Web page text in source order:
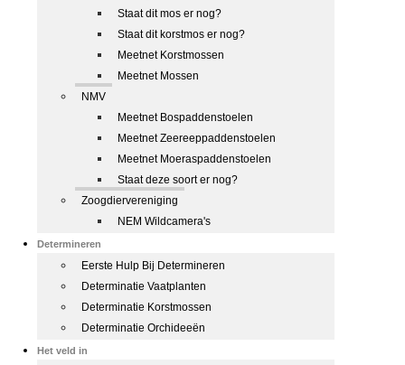
Staat dit mos er nog?
Staat dit korstmos er nog?
Meetnet Korstmossen
Meetnet Mossen
NMV
Meetnet Bospaddenstoelen
Meetnet Zeereeppaddenstoelen
Meetnet Moeraspaddenstoelen
Staat deze soort er nog?
Zoogdiervereniging
NEM Wildcamera's
Determineren
Eerste Hulp Bij Determineren
Determinatie Vaatplanten
Determinatie Korstmossen
Determinatie Orchideeën
Het veld in